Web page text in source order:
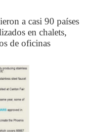
a casi 90 países
en chalets,
de oficinas